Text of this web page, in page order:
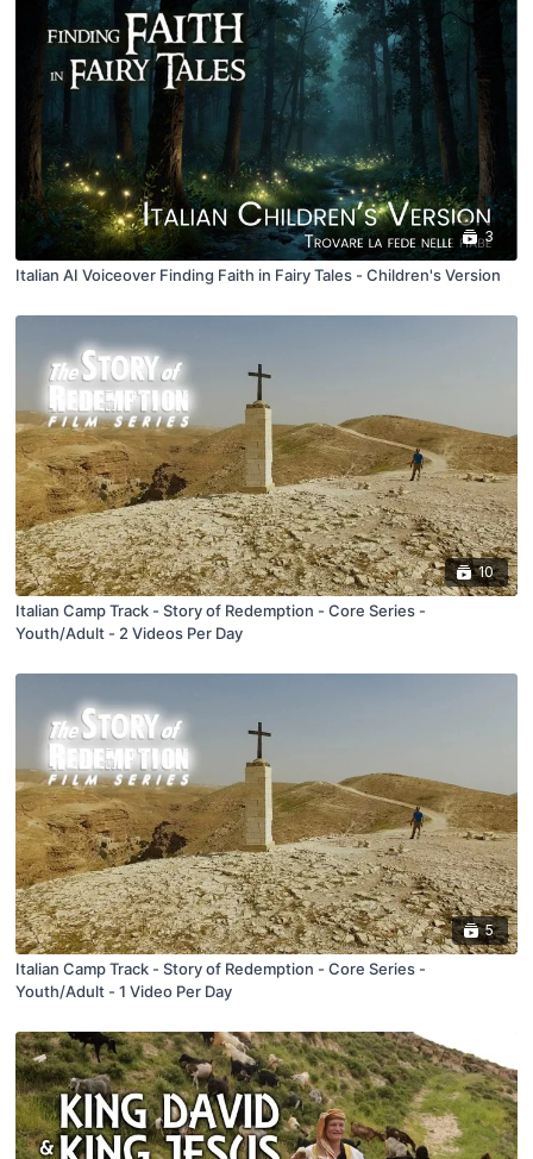
3
Italian AI Voiceover Finding Faith in Fairy Tales - Children's Version
10
Italian Camp Track - Story of Redemption - Core Series -
Youth/Adult - 2 Videos Per Day
5
Italian Camp Track - Story of Redemption - Core Series -
Youth/Adult - 1 Video Per Day